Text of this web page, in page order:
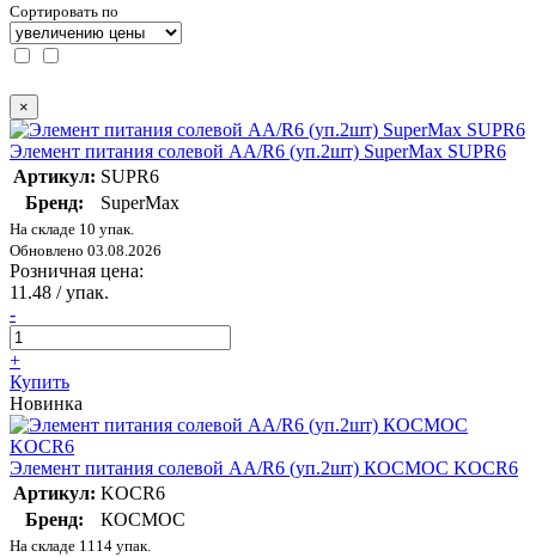
Сортировать по
×
Элемент питания солевой AA/R6 (уп.2шт) SuperMax SUPR6
Артикул: SUPR6
Бренд:
SuperMax
На складе 10 упак.
Обновлено 03.08.2026
Розничная цена:
11.48 / упак.
-
+
Купить
Новинка
Элемент питания солевой AA/R6 (уп.2шт) КОСМОС KOCR6
Артикул: KOCR6
Бренд:
КОСМОС
На складе 1114 упак.